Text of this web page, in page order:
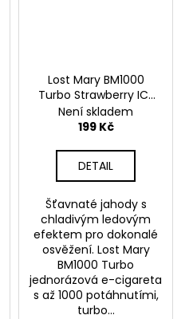
Lost Mary BM1000
Turbo Strawberry ICE
20mgLedová jahoda
Není skladem
199 Kč
DETAIL
Šťavnaté jahody s
chladivým ledovým
efektem pro dokonalé
osvěžení. Lost Mary
BM1000 Turbo
jednorázová e-cigareta
s až 1000 potáhnutími,
turbo...